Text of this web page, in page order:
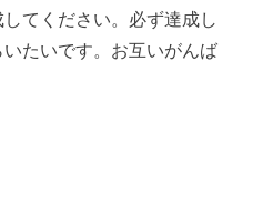
てください。必ず達成し
たいです。お互いがんば